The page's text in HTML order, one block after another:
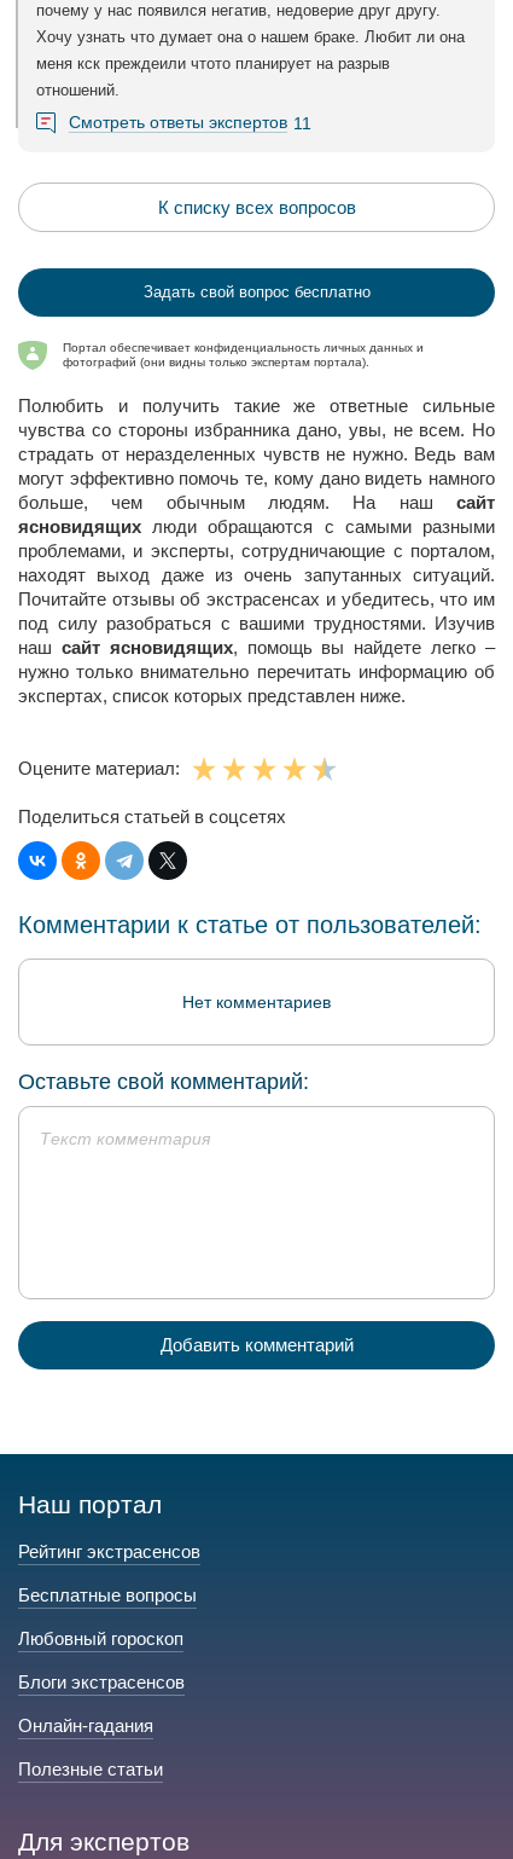
почему у нас появился негатив, недоверие друг другу.
Хочу узнать что думает она о нашем браке. Любит ли она
меня кск преждеили чтото планирует на разрыв
отношений.
Смотреть ответы экспертов 11
К списку всех вопросов
Задать свой вопрос бесплатно
Портал обеспечивает конфиденциальность личных данных и
фотографий (они видны только экспертам портала).
Полюбить и получить такие же ответные сильные
чувства со стороны избранника дано, увы, не всем. Но
страдать от неразделенных чувств не нужно. Ведь вам
могут эффективно помочь те, кому дано видеть намного
больше, чем обычным людям. На наш сайт
ясновидящих люди обращаются с самыми разными
проблемами, и эксперты, сотрудничающие с порталом,
находят выход даже из очень запутанных ситуаций.
Почитайте отзывы об экстрасенсах и убедитесь, что им
под силу разобраться с вашими трудностями. Изучив
наш сайт ясновидящих, помощь вы найдете легко –
нужно только внимательно перечитать информацию об
экспертах, список которых представлен ниже.
Оцените материал:
Поделиться статьей в соцсетях
Комментарии к статье от пользователей:
Нет комментариев
Оставьте свой комментарий:
Добавить комментарий
Наш портал
Рейтинг экстрасенсов
Бесплатные вопросы
Любовный гороскоп
Блоги экстрасенсов
Онлайн-гадания
Полезные статьи
Для экспертов